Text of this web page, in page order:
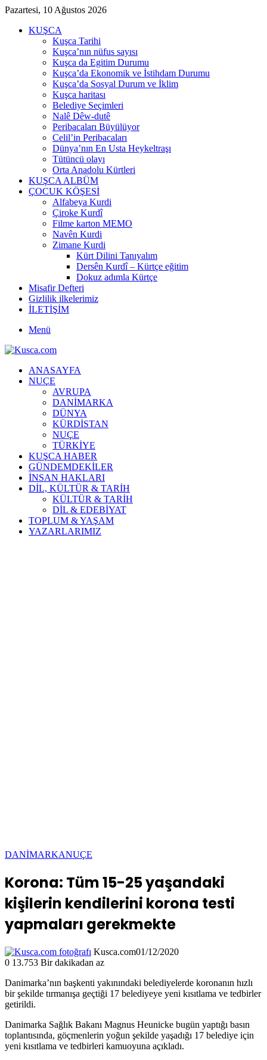
Pazartesi, 10 Ağustos 2026
KUŞCA
Kuşca Tarihi
Kuşca’nın nüfus sayısı
Kuşca da Egitim Durumu
Kuşca’da Ekonomik ve İstihdam Durumu
Kuşca’da Sosyal Durum ve İklim
Kuşca haritası
Belediye Seçimleri
Nalê Dêw-dutê
Peribacaları Büyülüyor
Celil’in Peribacaları
Dünya’nın En Usta Heykeltraşı
Tütüncü olayı
Orta Anadolu Kürtleri
KUŞCA ALBÜM
ÇOCUK KÖŞESİ
Alfabeya Kurdi
Çiroke Kurdî
Filme karton MEMO
Navên Kurdi
Zimane Kurdi
Kürt Dilini Tanıyalım
Dersên Kurdî – Kürtçe eğitim
Dokuz adımla Kürtçe
Misafir Defteri
Gizlilik ilkelerimiz
İLETİŞİM
Menü
ANASAYFA
NUÇE
AVRUPA
DANİMARKA
DÜNYA
KÜRDİSTAN
NUÇE
TÜRKİYE
KUŞCA HABER
GÜNDEMDEKİLER
İNSAN HAKLARI
DİL, KÜLTÜR & TARİH
KÜLTÜR & TARİH
DİL & EDEBİYAT
TOPLUM & YAŞAM
YAZARLARIMIZ
DANİMARKANUÇE
Korona: Tüm 15-25 yaşandaki
kişilerin kendilerini korona testi
yapmaları gerekmekte
Kusca.com01/12/2020
0 13.753 Bir dakikadan az
Danimarka’nın başkenti yakınındaki belediyelerde koronanın hızlı
bir şekilde tırmanışa geçtiği 17 belediyeye yeni kısıtlama ve tedbirler
getirildi.
Danimarka Sağlık Bakanı Magnus Heunicke bugün yaptığı basın
toplantısında, göçmenlerin yoğun şekilde yaşadığı 17 belediye için
yeni kısıtlama ve tedbirleri kamuoyuna açıkladı.